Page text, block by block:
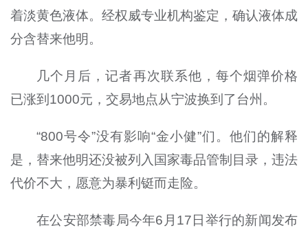
着淡黄色液体。经权威专业机构鉴定，确认液体成
分含替来他明。
几个月后，记者再次联系他，每个烟弹价格
已涨到1000元，交易地点从宁波换到了台州。
“800号令”没有影响“金小健”们。他们的解释
是，替来他明还没被列入国家毒品管制目录，违法
代价不大，愿意为暴利铤而走险。
在公安部禁毒局今年6月17日举行的新闻发布